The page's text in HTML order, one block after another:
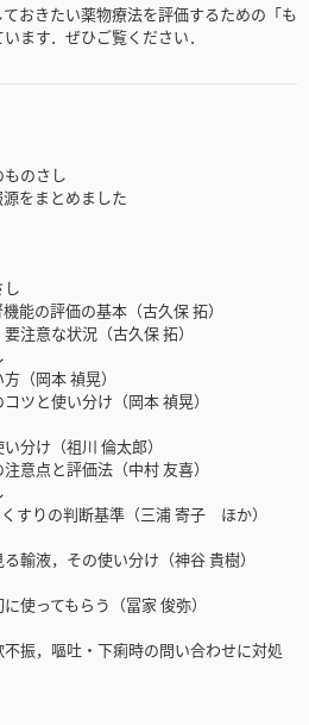
おきたい薬物療法を評価するための「も
ます．ぜひご覧ください．
のさし
をまとめました
能の評価の基本（古久保 拓）
注意な状況（古久保 拓）
（岡本 禎晃）
ツと使い分け（岡本 禎晃）
分け（祖川 倫太郎）
意点と評価法（中村 友喜）
すりの判断基準（三浦 寄子 ほか）
輸液，その使い分け（神谷 貴樹）
使ってもらう（冨家 俊弥）
振，嘔吐・下痢時の問い合わせに対処